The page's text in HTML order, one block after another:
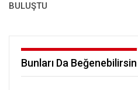
BULUŞTU
Bunları Da Beğenebilirsin